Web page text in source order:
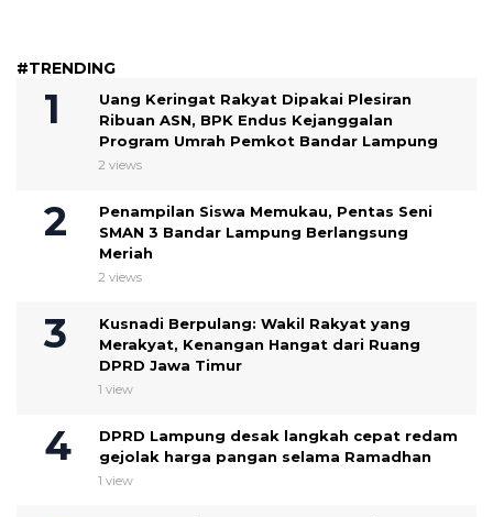
#TRENDING
Uang Keringat Rakyat Dipakai Plesiran
Ribuan ASN, BPK Endus Kejanggalan
Program Umrah Pemkot Bandar Lampung
2 views
Penampilan Siswa Memukau, Pentas Seni
SMAN 3 Bandar Lampung Berlangsung
Meriah
2 views
Kusnadi Berpulang: Wakil Rakyat yang
Merakyat, Kenangan Hangat dari Ruang
DPRD Jawa Timur
1 view
DPRD Lampung desak langkah cepat redam
gejolak harga pangan selama Ramadhan
1 view